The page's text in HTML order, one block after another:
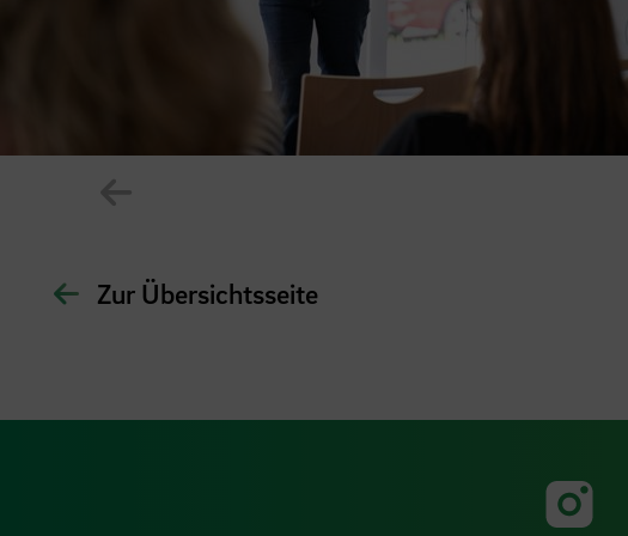
Zur Übersichtsseite